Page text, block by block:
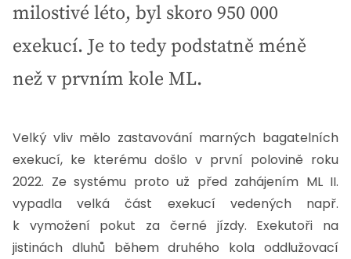
milostivé léto, byl skoro 950 000
exekucí. Je to tedy podstatně méně
než v prvním kole ML.
Velký vliv mělo zastavování marných bagatelních
exekucí, ke kterému došlo v první polovině roku
2022. Ze systému proto už před zahájením ML II.
vypadla velká část exekucí vedených např.
k vymožení pokut za černé jízdy. Exekutoři na
jistinách dluhů během druhého kola oddlužovací